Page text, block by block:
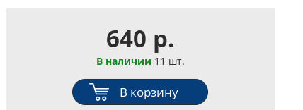
640 р.
В наличии 11 шт.
В корзину